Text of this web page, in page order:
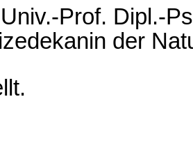
Prof. Dipl.-
der